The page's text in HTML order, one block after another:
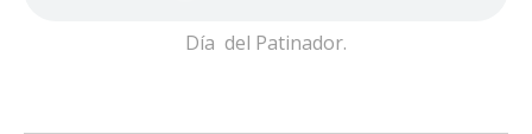
Día del Patinador.